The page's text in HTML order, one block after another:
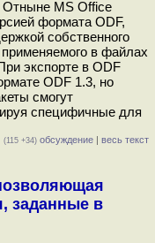
Отныне MS Office
формата ODF,
собственного
в файлах
экспорте в ODF
ODF 1.3, но
смогут
специфичные для
(115 +34) обсуждение | весь текст
заданные в